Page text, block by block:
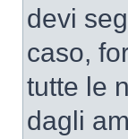
devi
caso,
tutte le
dagli